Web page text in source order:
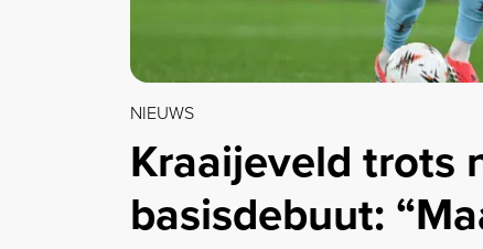
NIEUWS
Kraaijeveld trots
basisdebuut: